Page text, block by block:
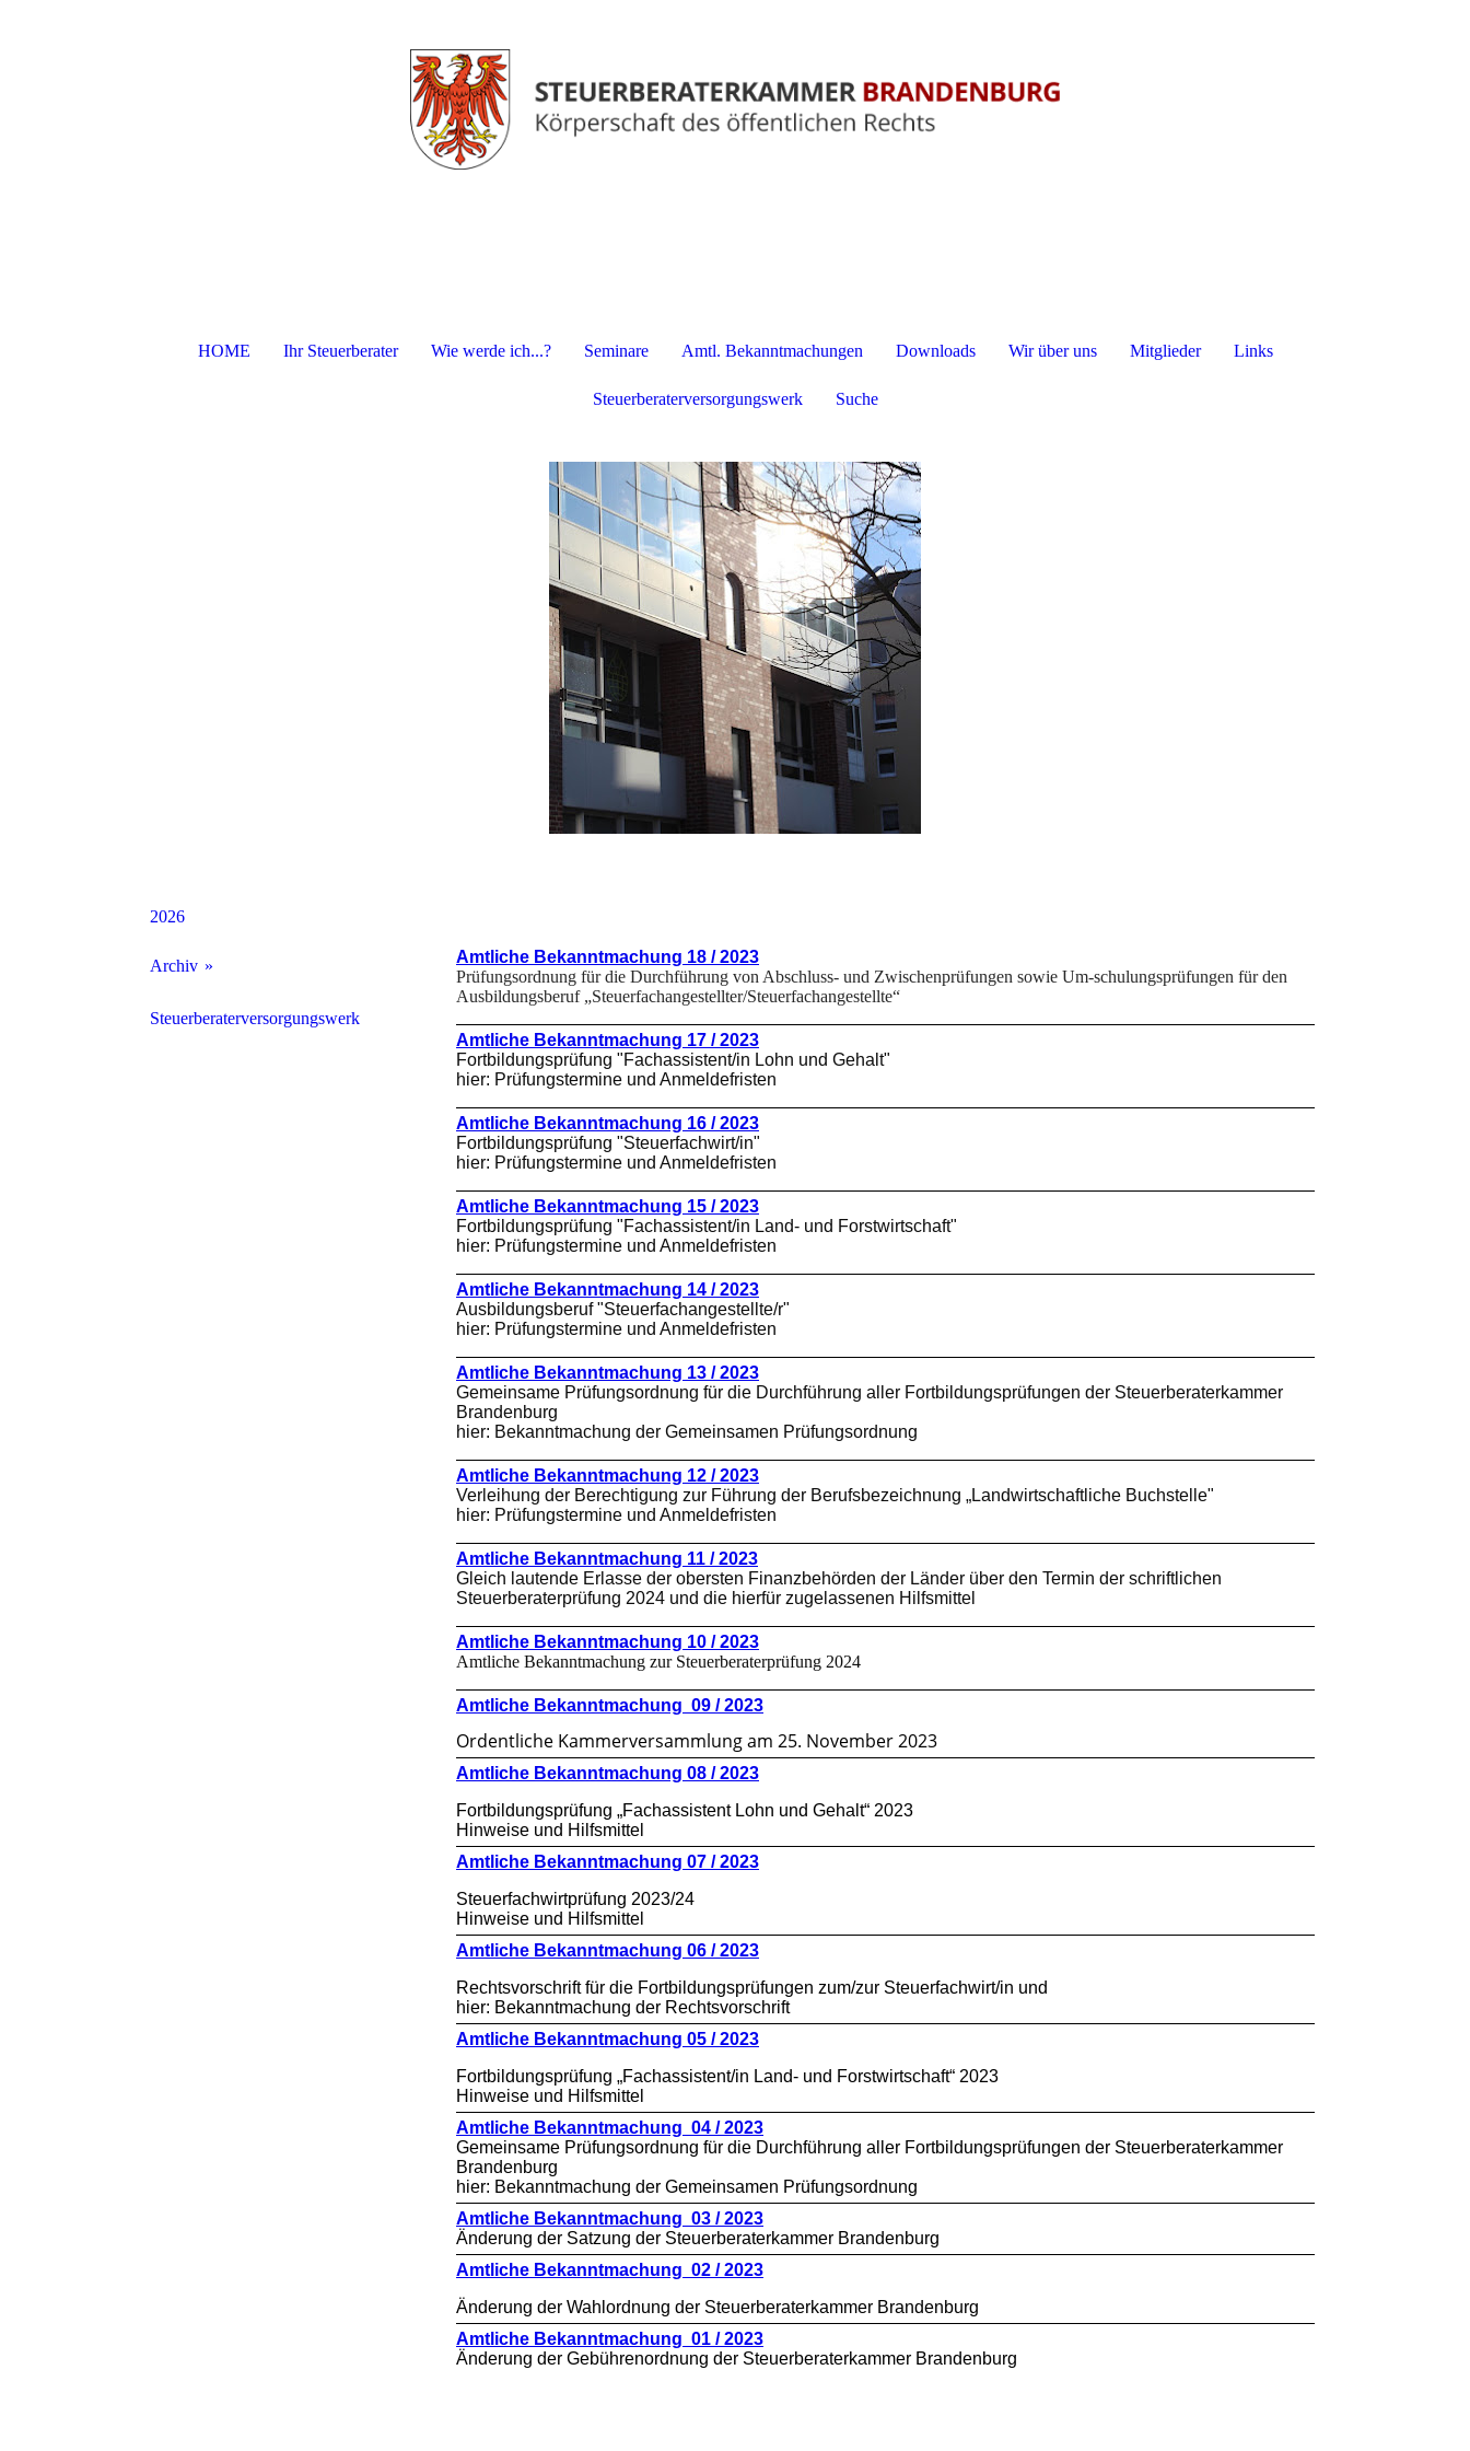
HOME Ihr Steuerberater Wie werde ich...? Seminare Amtl. Bekanntmachungen Downloads Wir über uns Mitglieder Links
Steuerberaterversorgungswerk Suche
2026
Archiv
2025
Steuerberaterversorgungswerk
Amtliche Bekanntmachung 18 / 2023
Prüfungsordnung für die Durchführung von Abschluss- und Zwischenprüfungen sowie Um-schulungsprüfungen für den
Ausbildungsberuf „Steuerfachangestellter/Steuerfachangestellte“
Amtliche Bekanntmachung 17 / 2023
Fortbildungsprüfung "Fachassistent/in Lohn und Gehalt"
hier: Prüfungstermine und Anmeldefristen
Amtliche Bekanntmachung 16 / 2023
Fortbildungsprüfung "Steuerfachwirt/in"
hier: Prüfungstermine und Anmeldefristen
Amtliche Bekanntmachung 15 / 2023
Fortbildungsprüfung "Fachassistent/in Land- und Forstwirtschaft"
hier: Prüfungstermine und Anmeldefristen
Amtliche Bekanntmachung 14 / 2023
Ausbildungsberuf "Steuerfachangestellte/r"
hier: Prüfungstermine und Anmeldefristen
Amtliche Bekanntmachung 13 / 2023
Gemeinsame Prüfungsordnung für die Durchführung aller Fortbildungsprüfungen der Steuerberaterkammer
Brandenburg
hier: Bekanntmachung der Gemeinsamen Prüfungsordnung
Amtliche Bekanntmachung 12 / 2023
Verleihung der Berechtigung zur Führung der Berufsbezeichnung „Landwirtschaftliche Buchstelle"
hier: Prüfungstermine und Anmeldefristen
Amtliche Bekanntmachung 11 / 2023
Gleich lautende Erlasse der obersten Finanzbehörden der Länder über den Termin der schriftlichen
Steuerberaterprüfung 2024 und die hierfür zugelassenen Hilfsmittel
Amtliche Bekanntmachung 10 / 2023
Amtliche Bekanntmachung zur Steuerberaterprüfung 2024
Amtliche Bekanntmachung 09 / 2023
Ordentliche Kammerversammlung am 25. November 2023
Amtliche Bekanntmachung 08 / 2023
Fortbildungsprüfung „Fachassistent Lohn und Gehalt“ 2023
Hinweise und Hilfsmittel
Amtliche Bekanntmachung 07 / 2023
Steuerfachwirtprüfung 2023/24
Hinweise und Hilfsmittel
Amtliche Bekanntmachung 06 / 2023
Rechtsvorschrift für die Fortbildungsprüfungen zum/zur Steuerfachwirt/in und
hier: Bekanntmachung der Rechtsvorschrift
Amtliche Bekanntmachung 05 / 2023
Fortbildungsprüfung „Fachassistent/in Land- und Forstwirtschaft“ 2023
Hinweise und Hilfsmittel
Amtliche Bekanntmachung 04 / 2023
Gemeinsame Prüfungsordnung für die Durchführung aller Fortbildungsprüfungen der Steuerberaterkammer
Brandenburg
hier: Bekanntmachung der Gemeinsamen Prüfungsordnung
Amtliche Bekanntmachung 03 / 2023
Änderung der Satzung der Steuerberaterkammer Brandenburg
Amtliche Bekanntmachung 02 / 2023
Änderung der Wahlordnung der Steuerberaterkammer Brandenburg
Amtliche Bekanntmachung 01 / 2023
Änderung der Gebührenordnung der Steuerberaterkammer Brandenburg